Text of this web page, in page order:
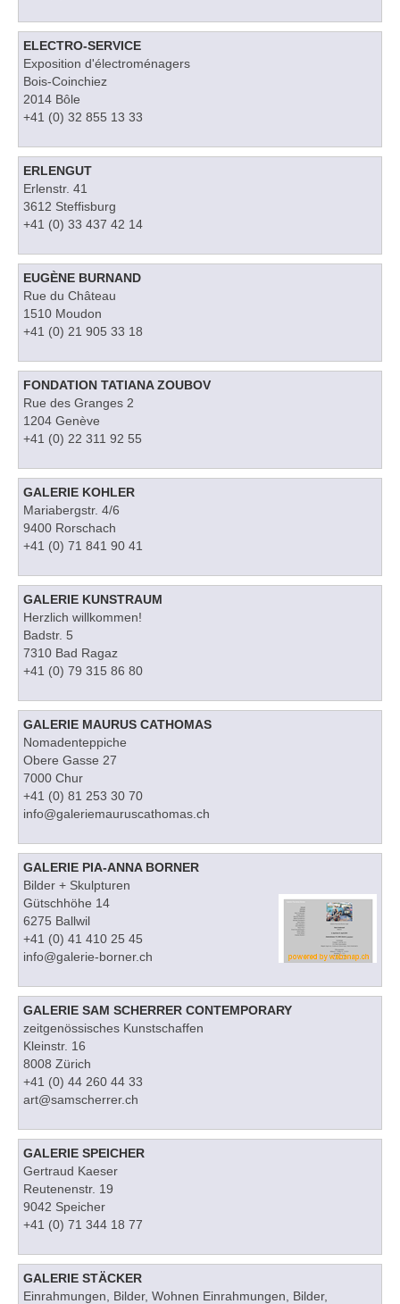
ELECTRO-SERVICE
Exposition d'électroménagers
Bois-Coinchiez
2014 Bôle
+41 (0) 32 855 13 33
ERLENGUT
Erlenstr. 41
3612 Steffisburg
+41 (0) 33 437 42 14
EUGÈNE BURNAND
Rue du Château
1510 Moudon
+41 (0) 21 905 33 18
FONDATION TATIANA ZOUBOV
Rue des Granges 2
1204 Genève
+41 (0) 22 311 92 55
GALERIE KOHLER
Mariabergstr. 4/6
9400 Rorschach
+41 (0) 71 841 90 41
GALERIE KUNSTRAUM
Herzlich willkommen!
Badstr. 5
7310 Bad Ragaz
+41 (0) 79 315 86 80
GALERIE MAURUS CATHOMAS
Nomadenteppiche
Obere Gasse 27
7000 Chur
+41 (0) 81 253 30 70
info@galeriemauruscathomas.ch
GALERIE PIA-ANNA BORNER
Bilder + Skulpturen
Gütschhöhe 14
6275 Ballwil
+41 (0) 41 410 25 45
info@galerie-borner.ch
GALERIE SAM SCHERRER CONTEMPORARY
zeitgenössisches Kunstschaffen
Kleinstr. 16
8008 Zürich
+41 (0) 44 260 44 33
art@samscherrer.ch
GALERIE SPEICHER
Gertraud Kaeser
Reutenenstr. 19
9042 Speicher
+41 (0) 71 344 18 77
GALERIE STÄCKER
Einrahmungen, Bilder, Wohnen Einrahmungen, Bilder,